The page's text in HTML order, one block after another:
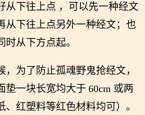
从下往上点 ，可以先一种经文
从下往上点另外一种经文；也
时从下方点起。
，为了防止孤魂野鬼抢经文，
垫一块长宽均大于 60cm 或两
、红塑料等红色材料均可）。